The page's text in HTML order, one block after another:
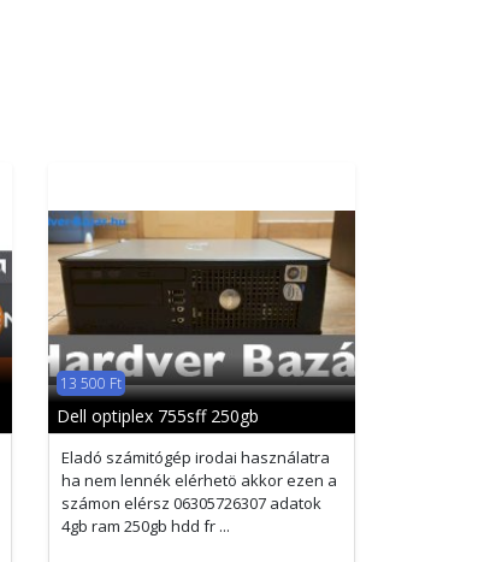
13 500 Ft
Dell optiplex 755sff 250gb
Eladó számitógép irodai használatra
ha nem lennék elérhetö akkor ezen a
számon elérsz 06305726307 adatok
4gb ram 250gb hdd fr ...